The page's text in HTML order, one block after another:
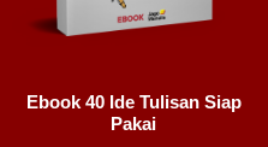
Ebook 40 Ide Tulisan Siap
Pakai